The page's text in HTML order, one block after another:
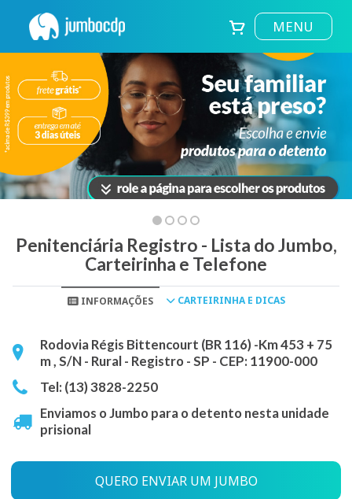
MENU
Penitenciária Registro - Lista do Jumbo,
Carteirinha e Telefone
INFORMAÇÕES CARTEIRINHA E DICAS
Rodovia Régis Bittencourt (BR 116) -Km 453 + 75
m , S/N - Rural - Registro - SP - CEP: 11900-000
Tel: (13) 3828-2250
Enviamos o Jumbo para o detento nesta unidade
prisional
QUERO ENVIAR UM JUMBO